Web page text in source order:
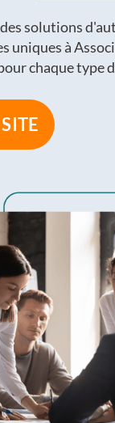
solutions
uniques à
chaque type